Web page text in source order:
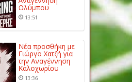
Ολύμπου
13:51
Νέα προσθήκη με
Γιώργο Χατζή για
την Αναγέννηση
Καλοχωρίου
13:36